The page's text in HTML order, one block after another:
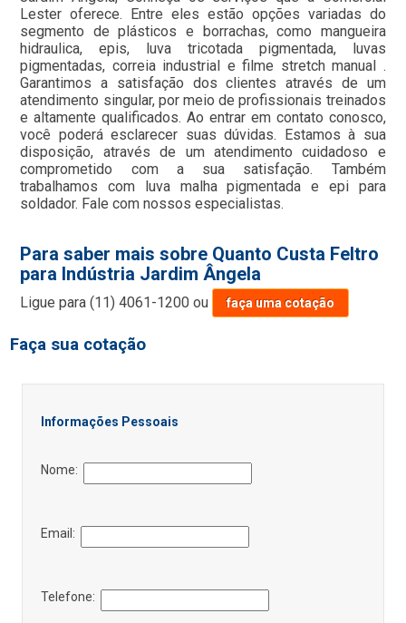
Lester oferece. Entre eles estão opções variadas do
segmento de plásticos e borrachas, como mangueira
hidraulica, epis, luva tricotada pigmentada, luvas
pigmentadas, correia industrial e filme stretch manual .
Garantimos a satisfação dos clientes através de um
atendimento singular, por meio de profissionais treinados
e altamente qualificados. Ao entrar em contato conosco,
você poderá esclarecer suas dúvidas. Estamos à sua
disposição, através de um atendimento cuidadoso e
comprometido com a sua satisfação. Também
trabalhamos com luva malha pigmentada e epi para
soldador. Fale com nossos especialistas.
Para saber mais sobre Quanto Custa Feltro
para Indústria Jardim Ângela
Ligue para(11) 4061-1200 ou faça uma cotação
Faça sua cotação
Informações Pessoais
Nome:
Email:
Telefone: